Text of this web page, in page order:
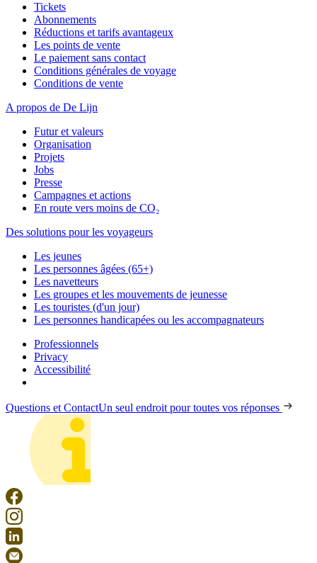
Tickets
Abonnements
Réductions et tarifs avantageux
Les points de vente
Le paiement sans contact
Conditions générales de voyage
Conditions de vente
A propos de De Lijn
Futur et valeurs
Organisation
Projets
Jobs
Presse
Campagnes et actions
En route vers moins de CO₂
Des solutions pour les voyageurs
Les jeunes
Les personnes âgées (65+)
Les navetteurs
Les groupes et les mouvements de jeunesse
Les touristes (d'un jour)
Les personnes handicapées ou les accompagnateurs
Professionnels
Privacy
Accessibilité
Questions et ContactUn seul endroit pour toutes vos réponses